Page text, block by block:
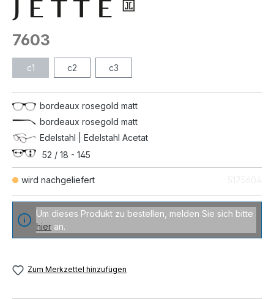
wird nachgeliefert
7603
c1 c2 c3
bordeaux rosegold matt
bordeaux rosegold matt
Edelstahl | Edelstahl Acetat
52 / 18 - 145
Um dieses Produkt zu bestellen, melden Sie sich bitte
hier an.
Zum Merkzettel hinzufügen